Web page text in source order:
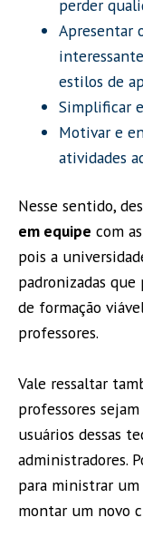
perder
Apresentar
estilos de
Simplificar
Motivar e
atividades
Nesse sentido,
em equipe com
pois a
padronizadas
de formação
professores.
Vale ressaltar
professores
usuários dessas
administradores.
para ministrar
montar um novo